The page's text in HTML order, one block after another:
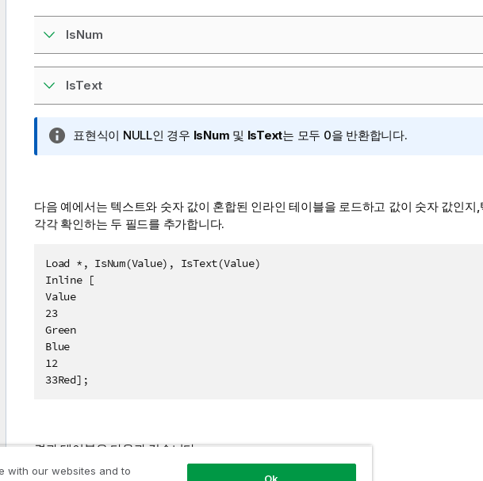
IsNum
IsText
정
표현식이 NULL인 경우 IsNum 및 IsText는 모두 0을 반환합니다.
다음 예에서는 텍스트와 숫자 값이 혼합된 인라인 테이블을 로드하고 값이 숫자 값인지
각각 확인하는 두 필드를 추가합니다.
Load *, IsNum(Value), IsText(Value)
Inline [
Value
23
Green
Blue
12
33Red];
결과 테이블은 다음과 같습니다.
with our websites and to